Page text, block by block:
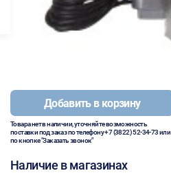
Добавить в корзину
Товара нет в наличии, уточняйте возможность
поставки под заказ по телефону+7 (3822) 52-34-73или
по кнопке "Заказать звонок"
Наличие в магазинах